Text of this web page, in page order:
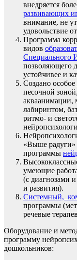
внедряется
развивающих
внимание, не
удовольствие
Программа
видов
Специального
позволяющего
устойчивее и
Создано особое
песочной
акваанимации,
лабиринтом,
ритмо- и
«Выше радуги»
программы
умеющие
(с диагнозами
и развития).
Системный,
программы
речевые
Оборудование и
программу
дошкольников: